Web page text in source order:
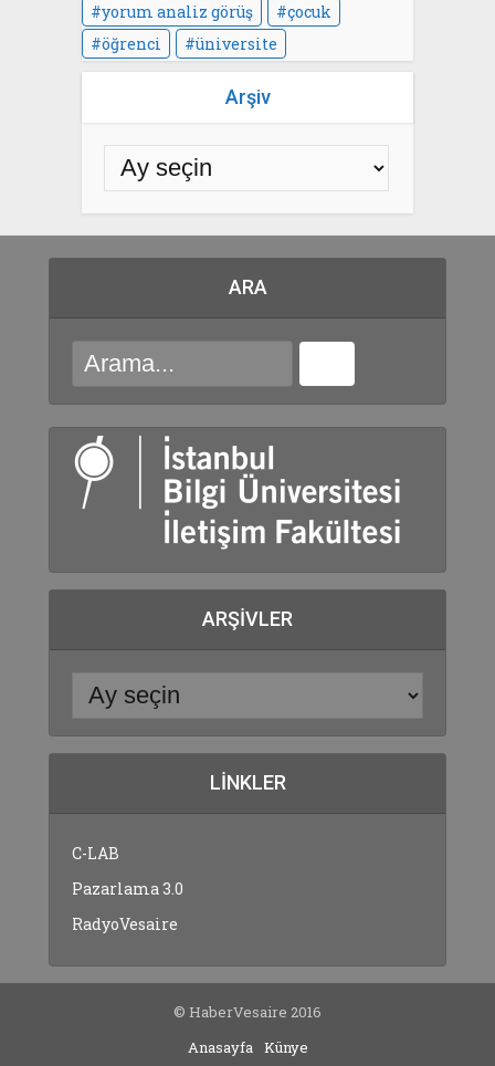
yorum analiz görüş
çocuk
öğrenci
üniversite
Arşiv
ARA
ARŞIVLER
LINKLER
C-LAB
Pazarlama 3.0
RadyoVesaire
© HaberVesaire 2016
Anasayfa Künye